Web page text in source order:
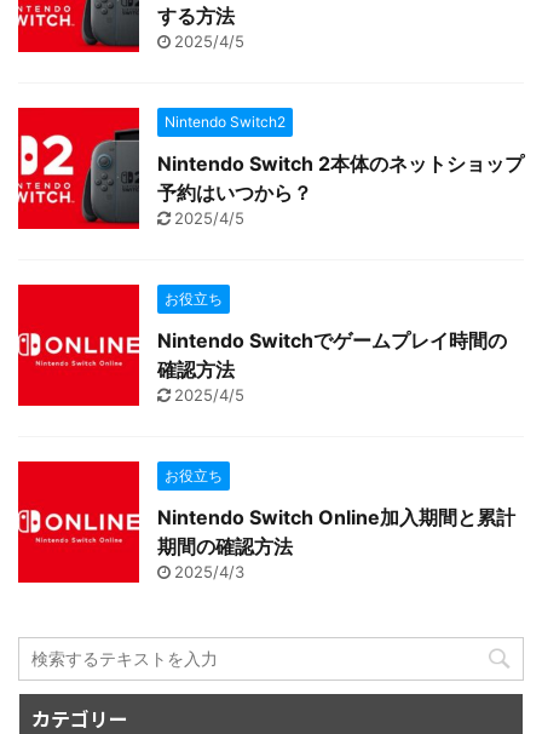
する方法
2025/4/5
Nintendo Switch2
Nintendo Switch 2本体のネットショップ
予約はいつから？
2025/4/5
お役立ち
Nintendo Switchでゲームプレイ時間の
確認方法
2025/4/5
お役立ち
Nintendo Switch Online加入期間と累計
期間の確認方法
2025/4/3
カテゴリー